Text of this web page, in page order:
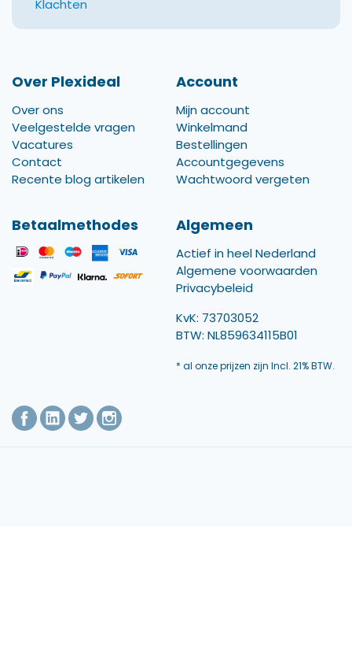
Klachten
Over Plexideal
Over ons
Veelgestelde vragen
Vacatures
Contact
Recente blog artikelen
Account
Mijn account
Winkelmand
Bestellingen
Accountgegevens
Wachtwoord vergeten
Betaalmethodes Algemeen
Actief in heel Nederland
Algemene voorwaarden
Privacybeleid
KvK: 73703052
BTW: NL859634115B01
* al onze prijzen zijn Incl. 21% BTW.